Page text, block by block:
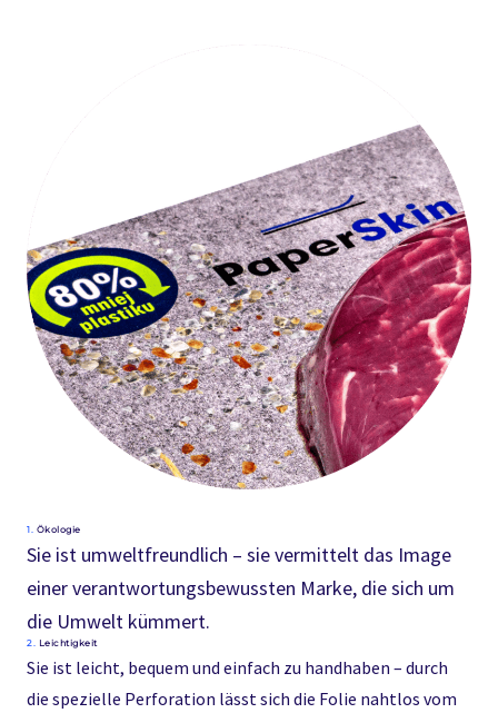
1. Ökologie
Sie ist umweltfreundlich – sie vermittelt das Image
einer verantwortungsbewussten Marke, die sich um
die Umwelt kümmert.
2. Leichtigkeit
Sie ist leicht, bequem und einfach zu handhaben – durch
die spezielle Perforation lässt sich die Folie nahtlos vom